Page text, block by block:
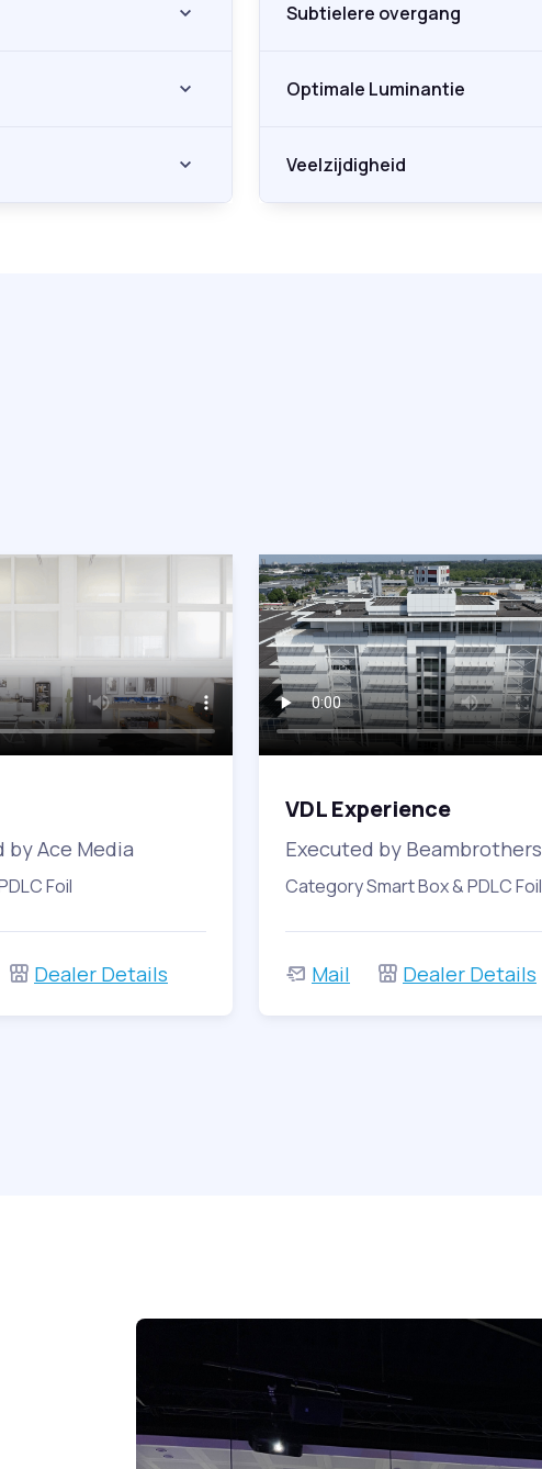
Subtielere overgang
Optimale Luminantie
Veelzijdigheid
by Ace Media
Foil
Dealer Details
VDL Experience
Executed by Beambrothers
Category Smart Box & PDLC Foil
Mail Dealer Details